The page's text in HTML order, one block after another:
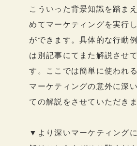
こういった背景知識を踏ま
めてマーケティングを実行
ができます。具体的な行動
は別記事にてまた解説させ
す。ここでは簡単に使われ
マーケティングの意外に深
ての解説をさせていただきま
▼より深いマーケティング